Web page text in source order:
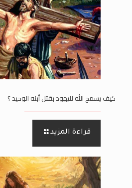
كيف يسمح الله لليهود بقتل أبنه الوحيد ؟
قراءة المزيد